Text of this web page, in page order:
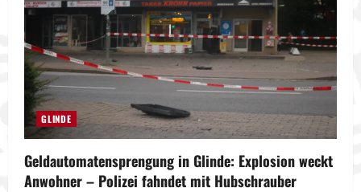
GLINDE
Geldautomatensprengung in Glinde: Explosion weckt
Anwohner – Polizei fahndet mit Hubschrauber